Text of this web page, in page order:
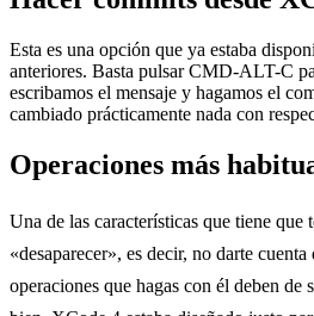
Esta es una opción que ya estaba
anteriores. Basta pulsar CMD-ALT-C
escribamos el mensaje y hagamos el
cambiado prácticamente nada con
Operaciones más
Una de las características que tiene
«desaparecer», es decir, no darte
operaciones que hagas con él deben de